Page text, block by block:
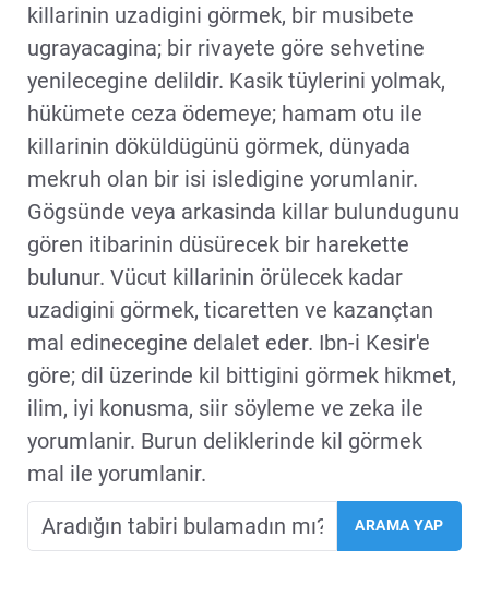
killarinin uzadigini görmek, bir musibete
ugrayacagina; bir rivayete göre sehvetine
yenilecegine delildir. Kasik tüylerini yolmak,
hükümete ceza ödemeye; hamam otu ile
killarinin döküldügünü görmek, dünyada
mekruh olan bir isi isledigine yorumlanir.
Gögsünde veya arkasinda killar bulundugunu
gören itibarinin düsürecek bir harekette
bulunur. Vücut killarinin örülecek kadar
uzadigini görmek, ticaretten ve kazançtan
mal edinecegine delalet eder. Ibn-i Kesir'e
göre; dil üzerinde kil bittigini görmek hikmet,
ilim, iyi konusma, siir söyleme ve zeka ile
yorumlanir. Burun deliklerinde kil görmek
mal ile yorumlanir.